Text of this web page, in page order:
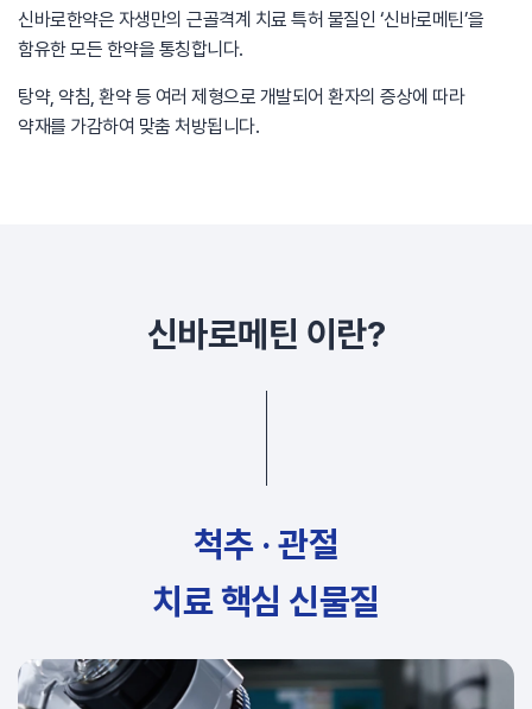
신바로한약은 자생만의 근골격계 치료 특허 물질인 ‘신바로메틴’을
함유한 모든 한약을 통칭합니다.
탕약, 약침, 환약 등 여러 제형으로 개발되어 환자의 증상에 따라
약재를 가감하여 맞춤 처방됩니다.
신바로메틴 이란?
척추 · 관절
치료 핵심 신물질